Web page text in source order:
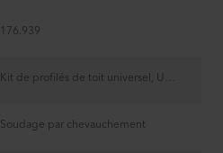
176.939
Soudage par chevauchement